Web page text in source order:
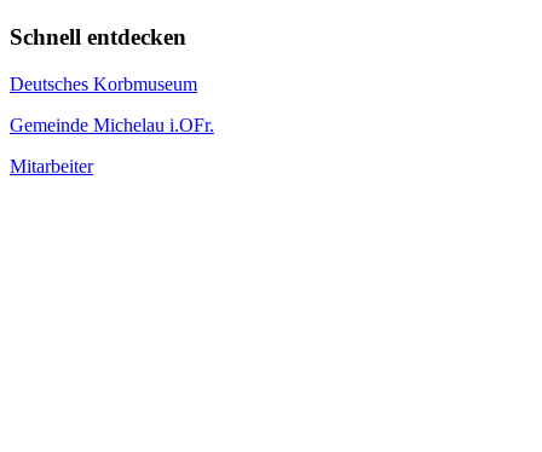
Schnell entdecken
Deutsches Korbmuseum
Gemeinde Michelau i.OFr.
Mitarbeiter